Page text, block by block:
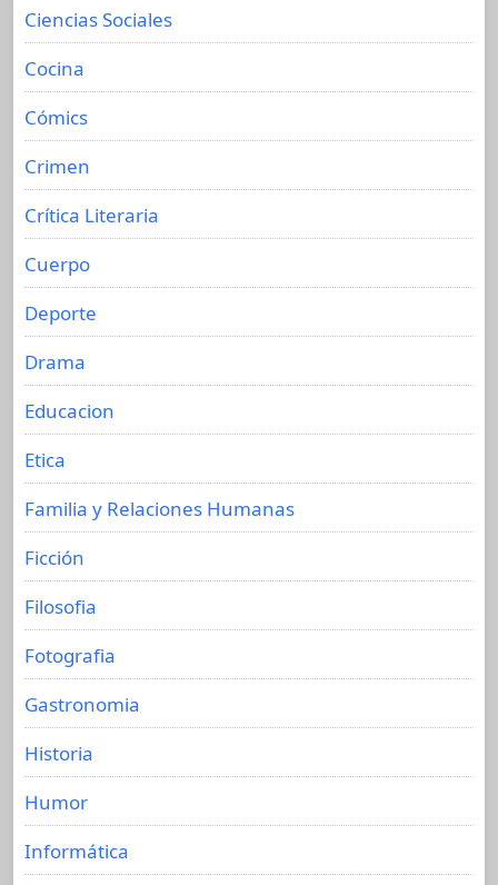
Ciencias Sociales
Cocina
Cómics
Crimen
Crítica Literaria
Cuerpo
Deporte
Drama
Educacion
Etica
Familia y Relaciones Humanas
Ficción
Filosofia
Fotografia
Gastronomia
Historia
Humor
Informática